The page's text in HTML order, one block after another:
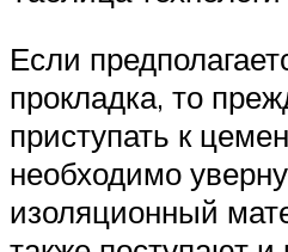
Если
прокладка, то
приступать к
необходимо
изоляционный